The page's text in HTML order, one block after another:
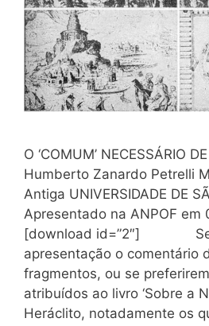
O ‘COMUM’ NECESSÁRIO
Humberto Zanardo Petrelli
Antiga UNIVERSIDADE DE
Apresentado na ANPOF em
[download id=”2″]
apresentação o comentário
fragmentos, ou se
atribuídos ao livro ‘Sobre a
Heráclito, notadamente os